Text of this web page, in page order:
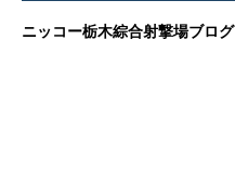
ニッコー栃木綜合射撃場ブログ